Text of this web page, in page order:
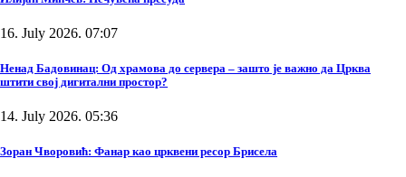
16. July 2026. 07:07
Ненад Бадовинац: Од храмова до сервера – зашто је важно да Црква
штити свој дигитални простор?
14. July 2026. 05:36
Зоран Чворовић: Фанар као црквени ресор Брисела